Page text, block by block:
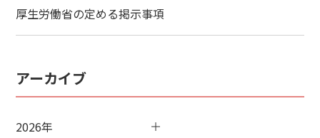
厚生労働省の定める掲示事項
アーカイブ
2026年